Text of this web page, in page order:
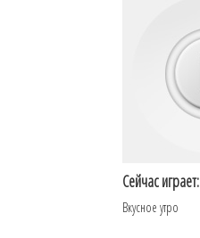
Сейчас играет:
Вкусное утро